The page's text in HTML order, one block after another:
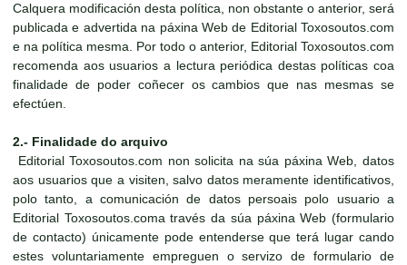
Calquera modificación desta política, non obstante o anterior, será
publicada e advertida na páxina Web de Editorial Toxosoutos.com
e na política mesma. Por todo o anterior, Editorial Toxosoutos.com
recomenda aos usuarios a lectura periódica destas políticas coa
finalidade de poder coñecer os cambios que nas mesmas se
efectúen.
2.- Finalidade do arquivo
Editorial Toxosoutos.com non solicita na súa páxina Web, datos
aos usuarios que a visiten, salvo datos meramente identificativos,
polo tanto, a comunicación de datos persoais polo usuario a
Editorial Toxosoutos.coma través da súa páxina Web (formulario
de contacto) únicamente pode entenderse que terá lugar cando
estes voluntariamente empreguen o servizo de formulario de